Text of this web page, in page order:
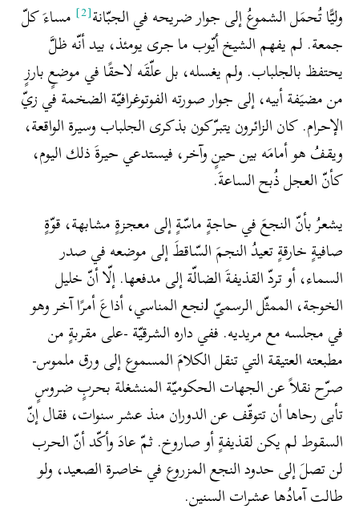
وليًّا تُحمَل الشموعُ إلى جوار ضريحه في الجبّانة[2]
مساءَ كلّ
جمعة. لم يفهم الشيخ أيّوب ما جرى يومئذ، بيد أنّه ظلَّ
يحتفظ بالجلباب. ولم يغسله، بل علّقَه لاحقًا في موضعٍ بارزٍ
من مضيَفة أبيه، إلى جوار صورته الفوتوغرافيّة الضخمة في زيّ
الإحرام. كان الزائرون يتبرّكون بذكرى الجلباب وسيرة الواقعة،
ويقفُ هو أمامَه بين حينٍ وآخر، فيستدعي حيرةَ ذلك اليوم،
كأنّ العجل ذُبح الساعةَ.
يشعرُ بأنّ النجعَ في حاجةٍ ماسّةٍ إلى معجزةٍ مشابهة، قوّةٍ
صافيةٍ خارقةٍ تعيدُ النجمَ السّاقطَ إلى موضعه في صدر
السماء، أو تردّ القذيفةَ الضالّة إلى مدفعها. إلّا أنّ خليل
الخوجة، الممثّل الرسميّ ﻟنجع المناسي، أذاعَ أمرًا آخر وهو
في مجلسه مع مريديه. ففي داره الشرقيّة -على مقربةٍ من
مطبعته العتيقة التي تنقل الكلامَ المسموع إلى ورق ملموس-
صرّح نقلاً عن الجهات الحكوميّة المنشغلة بحربٍ ضروسٍ
تأبى رحاها أن تتوقّف عن الدوران منذ عشر سنوات، فقال إنّ
السقوط لم يكن لقذيفةٍ أو صاروخ. ثمّ عادَ وأكّد أنّ الحرب
لن تصلَ إلى حدود النجع المزروع في خاصرة الصعيد، ولو
طالت آمادُها عشرات السنين.